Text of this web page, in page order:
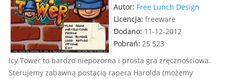
Autor: Free Lunch Design
Licencja: freeware
Dodano: 11-12-2012
Pobrań: 25 523
Icy Tower to bardzo niepozorna i prosta gra zręcznościowa.
Sterujemy zabawną postacią rapera Harolda (możemy